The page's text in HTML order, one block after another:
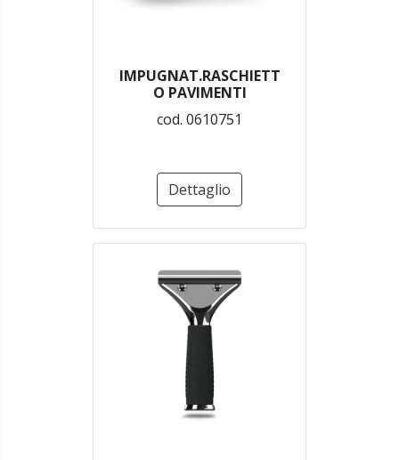
IMPUGNAT.RASCHIETT
O PAVIMENTI
cod. 0610751
Dettaglio